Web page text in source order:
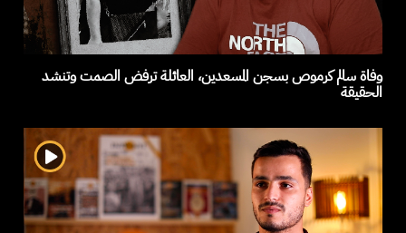
وفاة سالم كرموص بسجن المسعدين، العائلة ترفض الصمت وتنشد
الحقيقة